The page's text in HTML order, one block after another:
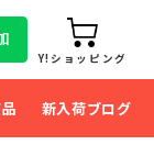
Y!ショッピング
新入荷ブログ